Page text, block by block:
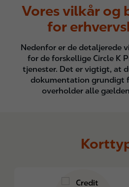
Vores vilkår og
for
Nedenfor er de detaljerede
for de forskellige Circle K
tjenester. Det er vigtigt, at
dokumentation grundigt
overholder alle